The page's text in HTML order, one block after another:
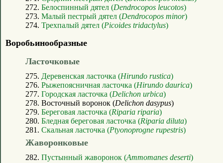
272. Белоспинный дятел (Dendrocopos leucotos)
273. Малый пестрый дятел (Dendrocopos minor)
274. Трехпалый дятел (Picoides tridactylus)
Воробьинообразные
Ласточковые
275. Деревенская ласточка (Hirundo rustica)
276. Рыжепоясничная ласточка (Hirundo daurica)
277. Городская ласточка (Delichon urbica)
278. Восточный воронок (Delichon dasypus)
279. Береговая ласточка (Riparia riparia)
280. Бледная береговая ласточка (Riparia diluta)
281. Скальная ласточка (Ptyonoprogne rupestris)
Жаворонковые
282. Пустынный жаворонок (Ammomanes deserti)